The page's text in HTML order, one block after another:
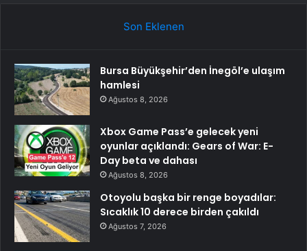
Son Eklenen
Bursa Büyükşehir’den İnegöl’e ulaşım
hamlesi
Ağustos 8, 2026
Xbox Game Pass’e gelecek yeni
oyunlar açıklandı: Gears of War: E-
Day beta ve dahası
Ağustos 8, 2026
Otoyolu başka bir renge boyadılar:
Sıcaklık 10 derece birden çakıldı
Ağustos 7, 2026